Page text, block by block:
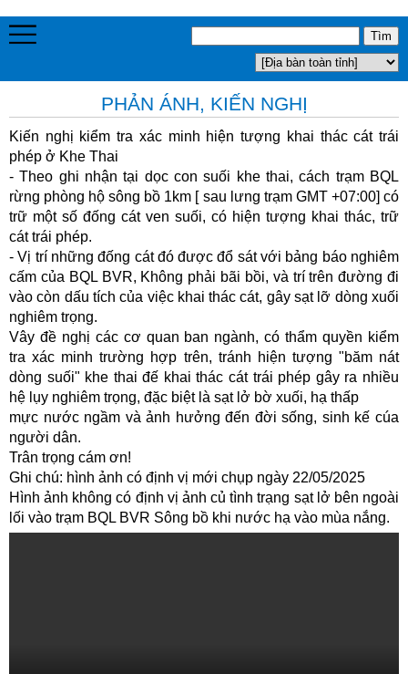
PHẢN ÁNH, KIẾN NGHỊ
Kiến nghị kiểm tra xác minh hiện tượng khai thác cát trái
phép ở Khe Thai
- Theo ghi nhận tại dọc con suối khe thai, cách trạm BQL
rừng phòng hộ sông bồ 1km [ sau lưng trạm GMT +07:00] có
trữ một số đống cát ven suối, có hiện tượng khai thác, trữ
cát trái phép.
- Vị trí những đống cát đó được đổ sát với bảng báo nghiêm
cấm của BQL BVR, Không phải bãi bồi, và trí trên đường đi
vào còn dấu tích của việc khai thác cát, gây sạt lỡ dòng xuối
nghiêm trọng.
Vây đề nghị các cơ quan ban ngành, có thẩm quyền kiểm
tra xác minh trường hợp trên, tránh hiện tượng "băm nát
dòng suối" khe thai đế khai thác cát trái phép gây ra nhiều
hệ lụy nghiêm trọng, đặc biệt là sạt lở bờ xuối, hạ thấp
mực nước ngầm và ảnh hưởng đến đời sống, sinh kế cúa
người dân.
Trân trọng cám ơn!
Ghi chú: hình ảnh có định vị mới chụp ngày 22/05/2025
Hình ảnh không có định vị ảnh củ tình trạng sạt lở bên ngoài
lối vào trạm BQL BVR Sông bồ khi nước hạ vào mùa nắng.